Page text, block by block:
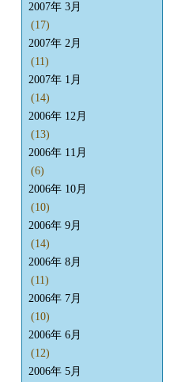
2007年 3月
(17)
2007年 2月
(11)
2007年 1月
(14)
2006年 12月
(13)
2006年 11月
(6)
2006年 10月
(10)
2006年 9月
(14)
2006年 8月
(11)
2006年 7月
(10)
2006年 6月
(12)
2006年 5月